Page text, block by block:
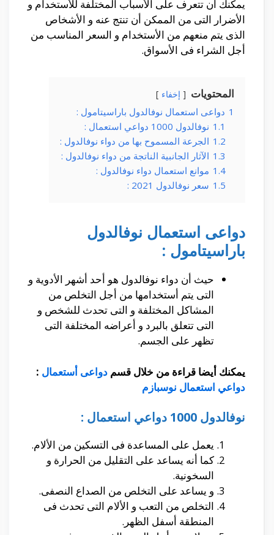
يمكنك أن تتعرف على الأسباب المختلفة للأستخدام و
الأضرار التى من الممكن أن تنتج عنه و الأشخاص
الذى يتم منعهم من الأستخدام و السعر المناسب من
أجل الشراء فى الأسواق.
المحتويات إخفاء
1 دواعى استعمال نوفالدول باراسيتامول :
1.1 نوفالدول 1000 دواعي استعمال :
1.2 الجرعة المسموح بها من دواء نوفالدول :
1.3 الآثار الجانبية الناتجة من دواء نوفالدول :
1.4 موانع استعمال دواء نوفالدول :
1.5 سعر نوفالدول 2021 :
دواعى استعمال نوفالدول
باراسيتامول :
حيث أن دواء نوفالدول هو أحد أشهر الأدوية و
التى يتم أستخدامها من أجل التخلص من
المشاكل المختلفة و التى تحدث للشخص و
التى تتعلق بالبرد و أعراضه المختلفة التى
تظهر على الجسم.
يمكنك أيضا قراءة من خلال قسم دواعى أستعمال :
دواعي استعمال نوسبازم
نوفالدول 1000 دواعي استعمال :
يعمل على المساعدة فى التسكين من الألام.
كما أنه يساعد على التقليل من الحرارة و
السخونية.
و يساعد على التخلص من الصداع النصفى.
التخلص من التعب و الألام التى تحدث فى
المنطقة أسفل الظهر.